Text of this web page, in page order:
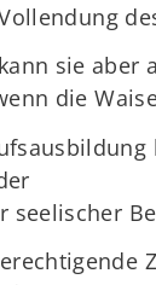
sie aber
die
seelischer